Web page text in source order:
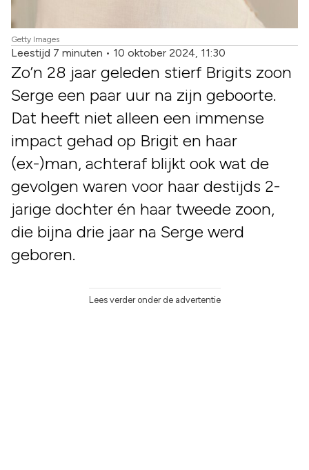
Getty Images
Leestijd 7 minuten • 10 oktober 2024, 11:30
Zo’n 28 jaar geleden stierf Brigits zoon
Serge een paar uur na zijn geboorte.
Dat heeft niet alleen een immense
impact gehad op Brigit en haar
(ex-)man, achteraf blijkt ook wat de
gevolgen waren voor haar destijds 2-
jarige dochter én haar tweede zoon,
die bijna drie jaar na Serge werd
geboren.
Lees verder onder de advertentie